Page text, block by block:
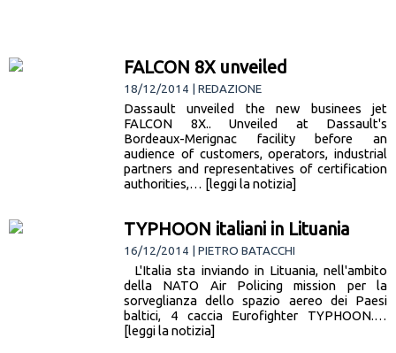
FALCON 8X unveiled
18/12/2014 | REDAZIONE
Dassault unveiled the new businees jet
FALCON 8X.. Unveiled at Dassault's
Bordeaux-Merignac facility before an
audience of customers, operators, industrial
partners and representatives of certification
authorities,… [leggi la notizia]
TYPHOON italiani in Lituania
16/12/2014 | PIETRO BATACCHI
L'Italia sta inviando in Lituania, nell'ambito
della NATO Air Policing mission per la
sorveglianza dello spazio aereo dei Paesi
baltici, 4 caccia Eurofighter TYPHOON.…
[leggi la notizia]